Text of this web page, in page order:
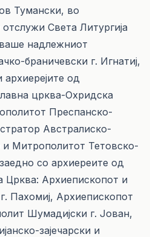
Тумански, во
Света Литургија
надлежниот
браничевски г. Игнатиј,
архиерејите од
црква-Охридска
Преспанско-
Австралиско-
и Митрополитот Тетовско-
со архиереите од
Црква: Архиепископот и
Пахомиј, Архиепископот
Шумадијски г. Јован,
зајечарски и